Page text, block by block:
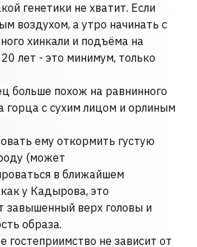
генетики не хватит. Если
воздухом, а утро начинать с
хинкали и подъёма на
лет - это минимум, только
больше похож на равнинного
горца с сухим лицом и орлиным
ему откормить густую
(может
в ближайшем
у Кадырова, это
завышенный верх головы и
образа.
гостеприимство не зависит от